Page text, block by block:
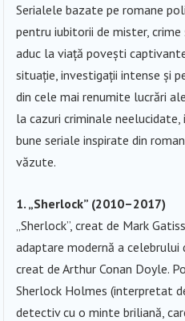
Serialele bazate pe romane
pentru iubitorii de mister, crime
aduc la viață povești
situație, investigații intense și
din cele mai renumite lucrări
la cazuri criminale
bune seriale inspirate din
văzute.
1. „Sherlock” (2010–2017)
„Sherlock”, creat de Mark
adaptare modernă a celebrului
creat de Arthur Conan Doyle.
Sherlock Holmes (interpretat
detectiv cu o minte briliană,